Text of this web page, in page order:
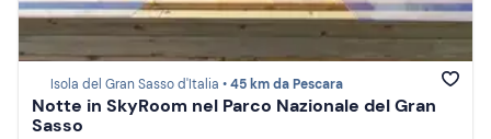
Isola del Gran Sasso d'Italia •45 km da Pescara
Notte in SkyRoom nel Parco Nazionale del Gran
Sasso